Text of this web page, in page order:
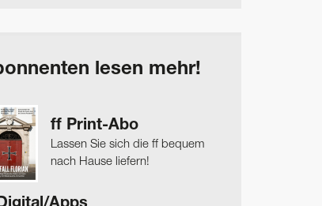
lesen mehr!
ff Print-Abo
Lassen Sie sich die ff bequem
nach Hause liefern!